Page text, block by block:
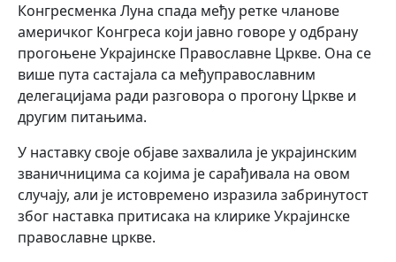
Конгресменка Луна спада међу ретке чланове
америчког Конгреса који јавно говоре у одбрану
прогоњене Украјинске Православне Цркве. Она се
више пута састајала са међуправославним
делегацијама ради разговора о прогону Цркве и
другим питањима.
У наставку своје објаве захвалила је украјинским
званичницима са којима је сарађивала на овом
случају, али је истовремено изразила забринутост
због наставка притисака на клирике Украјинске
православне цркве.